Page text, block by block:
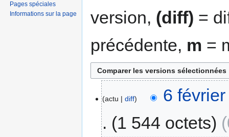
version, (diff) =
précédente, m =
actu diff
6
1 544 octets
Pages spéciales
Informations sur la page